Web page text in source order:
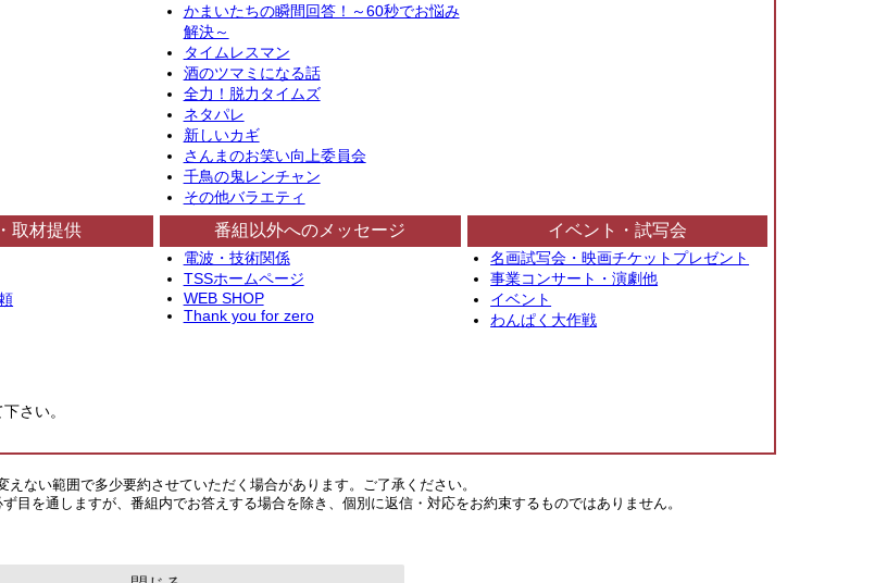
かまいたちの瞬間回答！～60秒でお悩み
解決～
タイムレスマン
酒のツマミになる話
全力！脱力タイムズ
ネタパレ
新しいカギ
さんまのお笑い向上委員会
千鳥の鬼レンチャン
その他バラエティ
取材提供 番組以外へのメッセージ
電波・技術関係
TSSホームページ
WEB SHOP
Thank you for zero
イベント・試写会
名画試写会・映画チケットプレゼント
事業コンサート・演劇他
イベント
わんぱく大作戦
さい。
ない範囲で多少要約させていただく場合があります。ご了承ください。
目を通しますが、番組内でお答えする場合を除き、個別に返信・対応をお約束するものではありません。